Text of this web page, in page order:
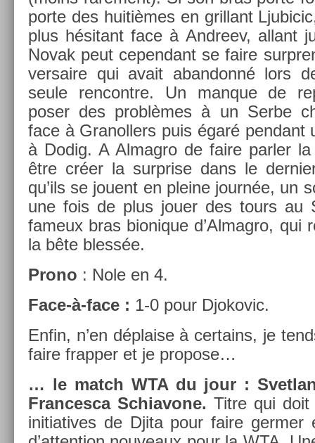
porte des huitièmes en gril­lant
plus hésitant face à An­dreev, al­lant
Novak peut cepen­dant se faire
versaire qui avait ab­an­donné lors
seule re­ncontre. Un man­que de
poser des problèmes à un Serbe
face à Granoll­ers puis égaré pen­dant
à Dodig. A Al­mag­ro de faire parl­er
être créer la sur­pr­ise dans le
qu’ils se jouent en pleine journée, un
une fois de plus jouer des tours au
fameux bras bi­onique d’Al­magro, qui
la bête blessée.
Prono : Nole en 4.
Face-à-face : 1-0 pour Djokovic.
Enfin, n’en dépla­ise à cer­tains, je
faire frapp­er et je pro­pose…
… le match WTA du jour :
Fran­cesca Schiavone. Titre qui
in­itiatives de Djita pour faire germ­er